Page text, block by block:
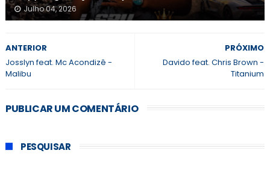
Julho 04, 2026
PRÓXIMO
Davido feat. Chris Brown -
Titanium
ANTERIOR
Josslyn feat. Mc Acondizê -
Malibu
PUBLICAR UM COMENTÁRIO
PESQUISAR